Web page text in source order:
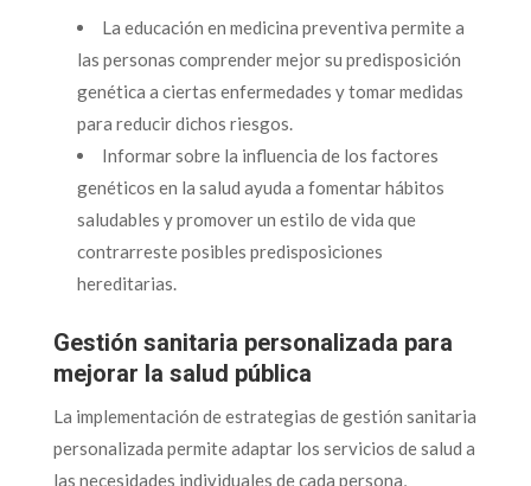
La educación en medicina preventiva permite a
las personas comprender mejor su predisposición
genética a ciertas enfermedades y tomar medidas
para reducir dichos riesgos.
Informar sobre la influencia de los factores
genéticos en la salud ayuda a fomentar hábitos
saludables y promover un estilo de vida que
contrarreste posibles predisposiciones
hereditarias.
Gestión sanitaria personalizada para
mejorar la salud pública
La implementación de estrategias de gestión sanitaria
personalizada permite adaptar los servicios de salud a
las necesidades individuales de cada persona,